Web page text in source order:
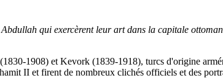
qui exercèrent leur art dans la capitale
1908) et Kevork (1839-1918), turcs d'origine
II et firent de nombreux clichés officiels et des